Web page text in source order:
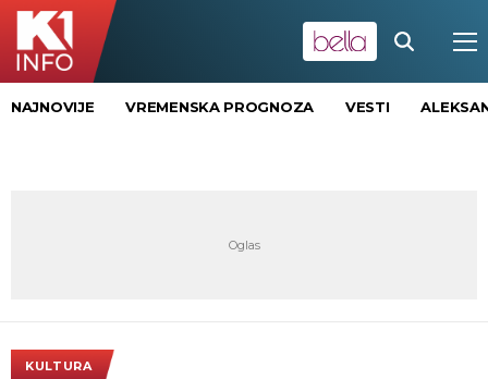
NAJNOVIJE VREMENSKA PROGNOZA VESTI
KULTURA